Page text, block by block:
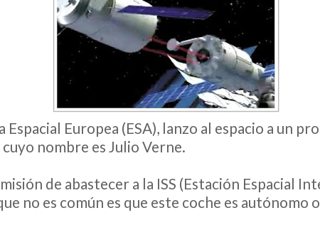
Espacial Europea (ESA), lanzo al espacio a un
nombre es Julio Verne.
de abastecer a la ISS (Estación Espacial
no es común es que este coche es autónomo